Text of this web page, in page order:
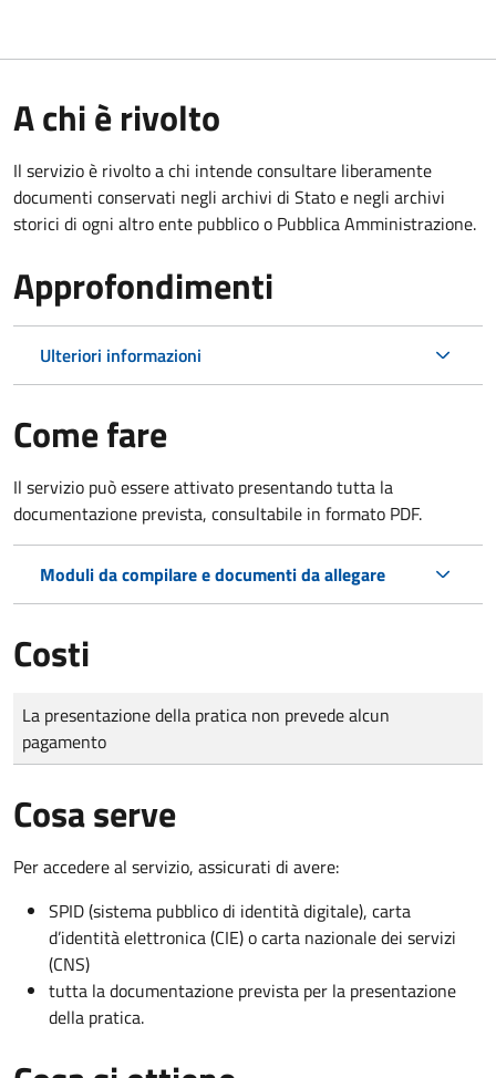
A chi è rivolto
Il servizio è rivolto a chi intende consultare liberamente
documenti conservati negli archivi di Stato e negli archivi
storici di ogni altro ente pubblico o Pubblica Amministrazione.
Approfondimenti
Ulteriori informazioni
Come fare
Il servizio può essere attivato presentando tutta la
documentazione prevista, consultabile in formato PDF.
Moduli da compilare e documenti da allegare
Costi
Tipo di pagamento
Importo
La presentazione della pratica non prevede alcun
pagamento
Cosa serve
Per accedere al servizio, assicurati di avere:
SPID (sistema pubblico di identità digitale), carta
d’identità elettronica (CIE) o carta nazionale dei servizi
(CNS)
tutta la documentazione prevista per la presentazione
della pratica.